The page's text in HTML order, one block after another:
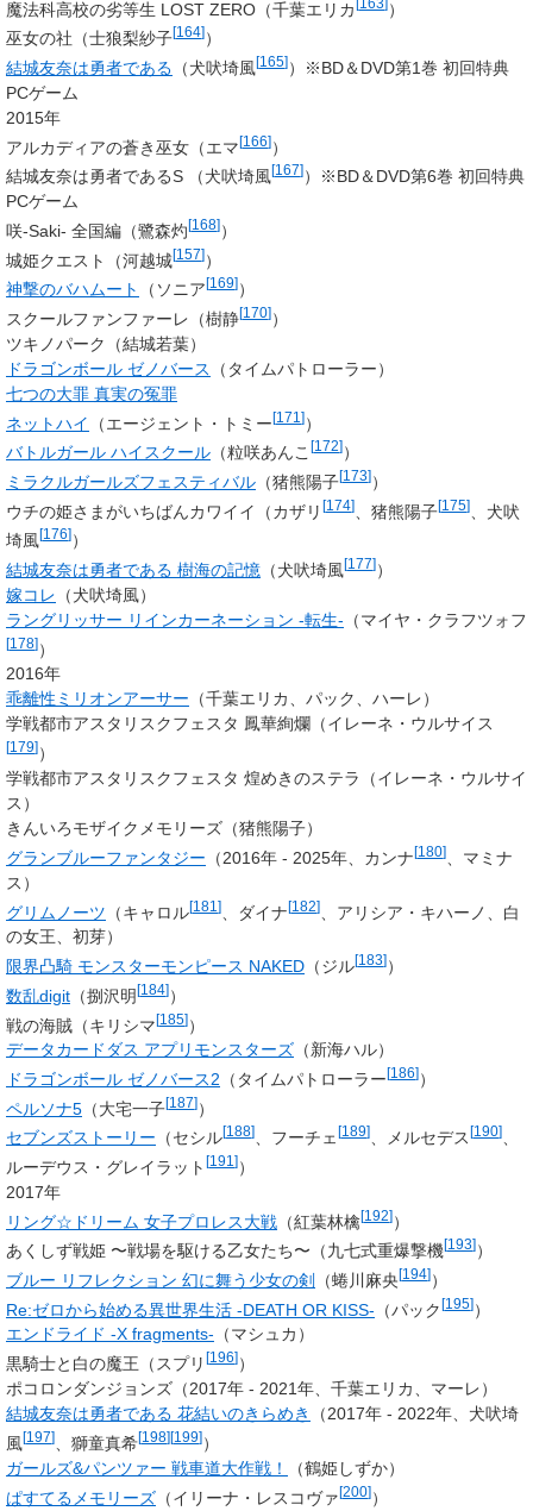
魔法科高校の劣等生 LOST ZERO（千葉エリカ
）
巫女の社（士狼梨紗子[164] ）
結城友奈は勇者である （犬吠埼風[165]）※BD＆DVD第1巻 初回特典
PCゲーム
2015年
アルカディアの蒼き巫女（エマ[166]）
結城友奈は勇者であるS （犬吠埼風[167] ）※BD＆DVD第6巻 初回特典
PCゲーム
咲-Saki- 全国編（鷺森灼[168]）
城姫クエスト（河越城[157]）
神撃のバハムート
（ソニア[169] ）
スクールファンファーレ（樹静[170]）
ツキノパーク（結城若葉）
ドラゴンボール ゼノバース
（タイムパトローラー）
七つの大罪 真実の冤罪
ネットハイ
（エージェント・トミー[171 ]）
バトルガール ハイスクール （粒咲あんこ [172] ）
ミラクルガールズフェスティバル （猪熊陽子[173]）
ウチの姫さまがいちばんカワイイ（カザリ [174] 、猪熊陽子[175]
、犬吠
埼風[176] ）
結城友奈は勇者である 樹海の記憶 （犬吠埼風[177]）
嫁コレ （犬吠埼風）
ラングリッサー リインカーネーション -転生- （マイヤ・クラフツォフ
[178]）
2016年
乖離性ミリオンアーサー （千葉エリカ、パック、ハーレ）
学戦都市アスタリスクフェスタ 鳳華絢爛（イレーネ・ウルサイス
[179] ）
学戦都市アスタリスクフェスタ 煌めきのステラ（イレーネ・ウルサイ
ス ）
きんいろモザイクメモリーズ（猪熊陽子）
グランブルーファンタジー （2016年 - 2025年、カンナ[180]
、マミナ
ス）
グリムノーツ （キャロル[181 ] 、ダイナ[182]
、アリシア・キハーノ、白
の女王、初芽）
限界凸騎 モンスターモンピース NAKED （ジル[183] ）
数乱digit （捌沢明[184]）
戦の海賊（キリシマ[185]）
データカードダス アプリモンスターズ （新海ハル）
ドラゴンボール ゼノバース2 （タイムパトローラー[186] ）
ペルソナ5 （大宅一子[187]）
セブンズストーリー （セシル[188] 、フーチェ [189] 、メルセデス [190]
ルーデウス・グレイラット [191 ] ）
2017年
リング☆ドリーム 女子プロレス大戦 （紅葉林檎[192]）
あくしず戦姫 〜戦場を駆ける乙女たち〜（九七式重爆撃機[193] ）
ブルー リフレクション 幻に舞う少女の剣
（蜷川麻央[194] ）
Re:ゼロから始める異世界生活 -DEATH OR KISS- （パック[195]）
エンドライド -X fragments- （マシュカ）
黒騎士と白の魔王（スプリ [196] ）
ポコロンダンジョンズ（2017年 - 2021年、千葉エリカ、マーレ）
結城友奈は勇者である 花結いのきらめき
（2017年 - 2022年、 犬吠埼
風[197] 、獅童真希[198][199] ）
ガールズ&パンツァー 戦車道大作戦！
（鶴姫しずか）
ぱすてるメモリーズ （イリーナ・レスコヴァ[200]）